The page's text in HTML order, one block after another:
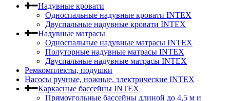
Надувные кровати
Односпальные надувные кровати INTEX
Двуспальные надувные кровати INTEX
Надувные матрасы
Односпальные надувные матрасы INTEX
Полуторные надувные матрасы INTEX
Двуспальные надувные матрасы INTEX
Ремкомплекты, подушки
Насосы ручные, ножные, электрические INTEX
Каркасные бассейны INTEX
Прямоугольные бассейны длиной до 4,5 м и